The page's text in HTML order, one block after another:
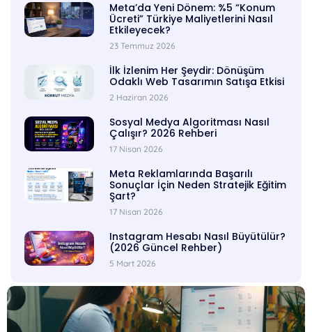
Meta’da Yeni Dönem: %5 “Konum
Ücreti” Türkiye Maliyetlerini Nasıl
Etkileyecek?
23 Temmuz 2026
İlk İzlenim Her Şeydir: Dönüşüm
Odaklı Web Tasarımın Satışa Etkisi
2 Haziran 2026
Sosyal Medya Algoritması Nasıl
Çalışır? 2026 Rehberi
17 Nisan 2026
Meta Reklamlarında Başarılı
Sonuçlar İçin Neden Stratejik Eğitim
Şart?
17 Nisan 2026
Instagram Hesabı Nasıl Büyütülür?
(2026 Güncel Rehber)
5 Mart 2026